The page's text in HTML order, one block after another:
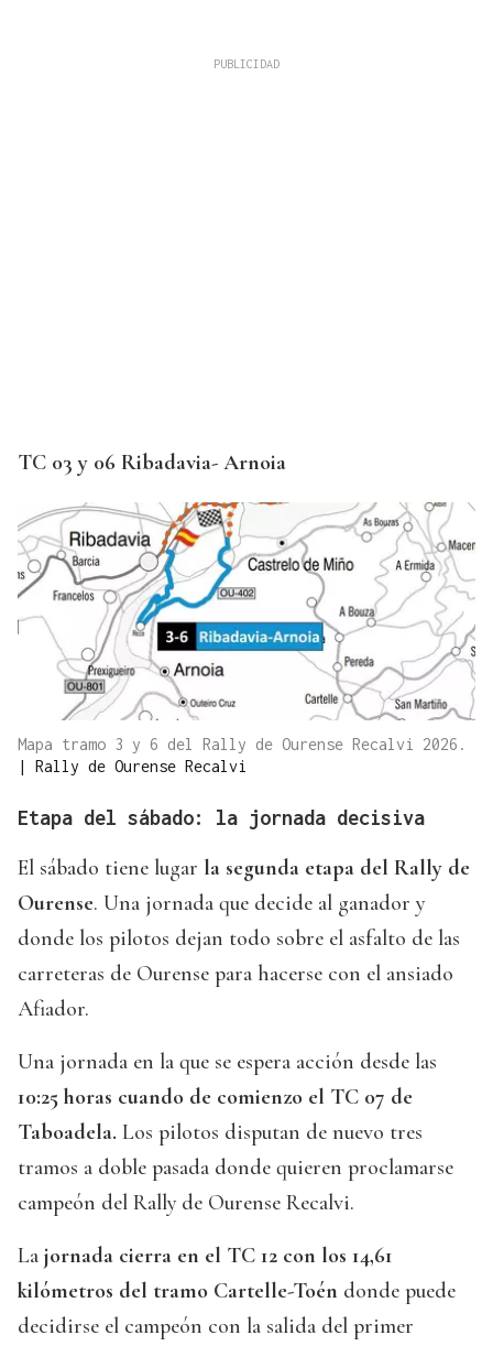
TC 03 y 06 Ribadavia- Arnoia
Mapa tramo 3 y 6 del Rally de Ourense Recalvi 2026.
| Rally de Ourense Recalvi
Etapa del sábado: la jornada decisiva
El sábado tiene lugar la segunda etapa del Rally de
Ourense. Una jornada que decide al ganador y
donde los pilotos dejan todo sobre el asfalto de las
carreteras de Ourense para hacerse con el ansiado
Afiador.
Una jornada en la que se espera acción desde las
10:25 horas cuando de comienzo el TC 07 de
Taboadela. Los pilotos disputan de nuevo tres
tramos a doble pasada donde quieren proclamarse
campeón del Rally de Ourense Recalvi.
La jornada cierra en el TC 12 con los 14,61
kilómetros del tramo Cartelle-Toén donde puede
decidirse el campeón con la salida del primer